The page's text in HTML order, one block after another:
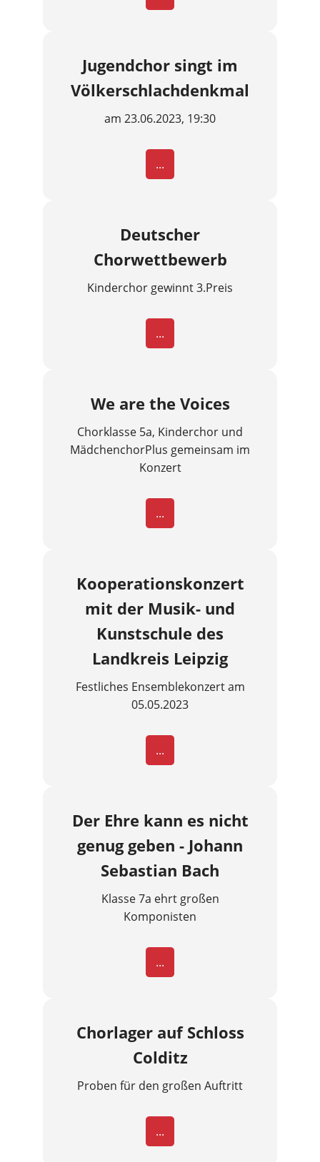
Jugendchor singt im
Völkerschlachdenkmal
am 23.06.2023, 19:30
...
Deutscher
Chorwettbewerb
Kinderchor gewinnt 3.Preis
...
We are the Voices
Chorklasse 5a, Kinderchor und
MädchenchorPlus gemeinsam im
Konzert
...
Kooperationskonzert
mit der Musik- und
Kunstschule des
Landkreis Leipzig
Festliches Ensemblekonzert am
05.05.2023
...
Der Ehre kann es nicht
genug geben - Johann
Sebastian Bach
Klasse 7a ehrt großen
Komponisten
...
Chorlager auf Schloss
Colditz
Proben für den großen Auftritt
...